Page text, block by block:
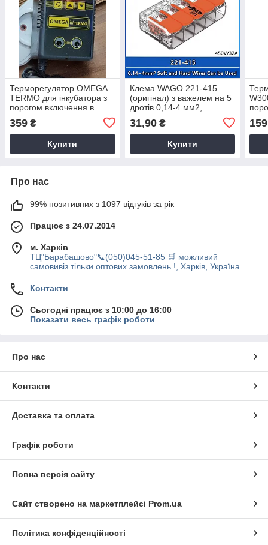
Терморегулятор OMEGA
TERMO для інкубатора з
порогом включення в
359 ₴
Купити
Клема WAGO 221-415
(оригінал) з важелем на 5
дротів 0,14-4 мм2,
31,90₴
Купити
159
Про нас
99% позитивних з 1097 відгуків за рік
Працює з 24.07.2014
м. Харків
ТЦ"Барабашово"📞(050)045-51-85 🛒 можливий
самовивіз тільки оптових замовлень !, Харків, Україна
Контакти
Сьогодні працює з 10:00 до 16:00
Показати весь графік роботи
Про нас
Контакти
Доставка та оплата
Графік роботи
Повна версія сайту
Сайт створено на маркетплейсі Prom.ua
Політика конфіденційності